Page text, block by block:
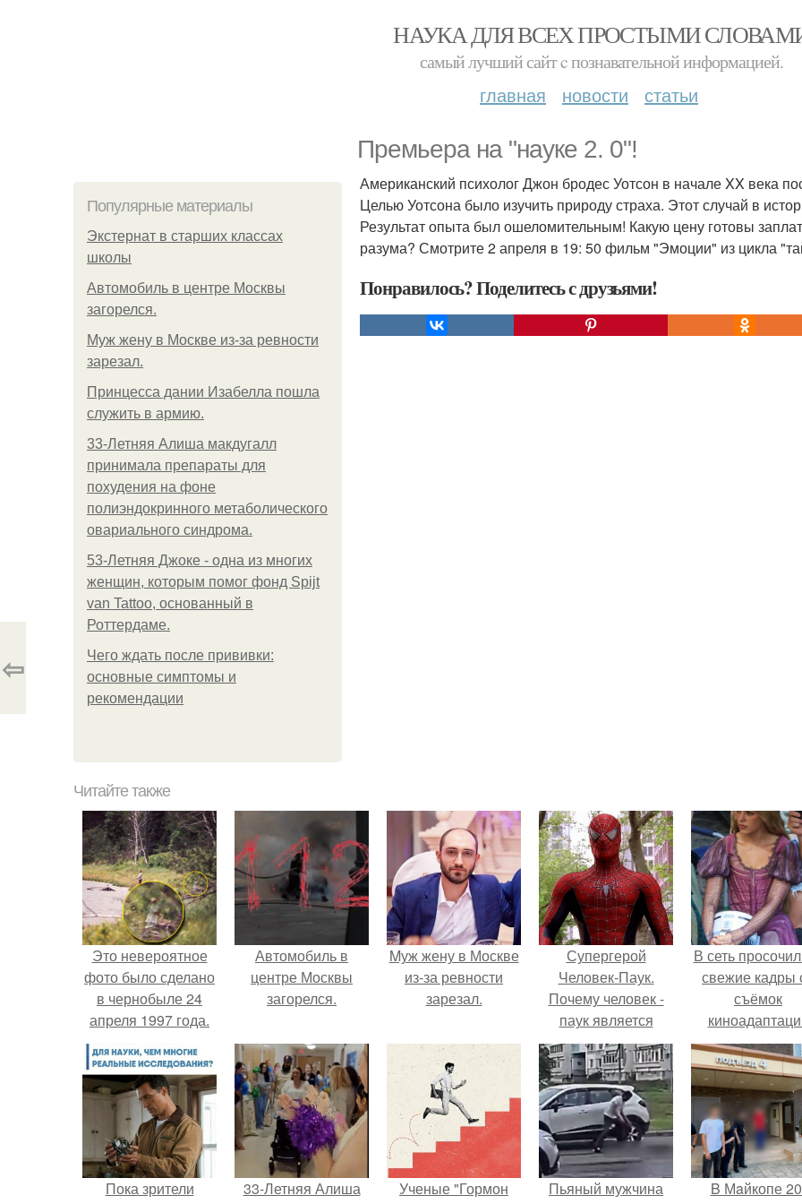
НАУКА ДЛЯ ВСЕХ ПРОСТЫМИ
самый лучший сайт c познавательной информацией.
главная новости статьи
Премьера на "науке 2. 0"!
Популярные материалы
Экстернат в старших классах
школы
Автомобиль в центре Москвы
загорелся.
Mуж жену в Москве из-за ревности
зарезал.
Принцесса дании Изабелла пошла
служить в армию.
33-Летняя Алиша макдугалл
принимала препараты для
похудения на фоне
полиэндокринного метаболического
овариального синдрома.
53-Летняя Джоке - одна из многих
женщин, которым помог фонд Spijt
van Tattoo, основанный в
Роттердаме.
Чего ждать после прививки:
основные симптомы и
рекомендации
Американский психолог Джон бродес Уотсон в начале XX века
Целью Уотсона было изучить природу страха. Этот случай в
Результат опыта был ошеломительным! Какую цену готовы
разума? Смотрите 2 апреля в 19: 50 фильм "Эмоции" из цикла
Понравилось? Поделитесь с друзьями!
⇦
Читайте также
Это невероятное
фото было сделано
в чернобыле 24
апреля 1997 года.
Автомобиль в
центре Москвы
загорелся.
Mуж жену в Москве
из-за ревности
зарезал.
Супергерой
Человек-Паук.
Почему человек -
паук является
одним из
сильнейших
супергероев
вселенной Marvel?
В сеть
свежие кадры
съёмок
"Рапунцель", и
внимание
моментально
оказалось
приковано к
крофт.
Пока зрители
33-Летняя Алиша
Ученые "Гормон
Пьяный мужчина
B Мaйкопе